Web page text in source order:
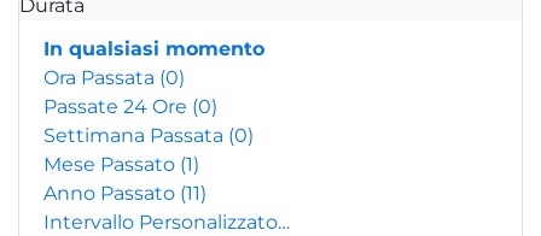
Durata
In qualsiasi momento
Ora Passata (0)
Passate 24 Ore (0)
Settimana Passata (0)
Mese Passato (1)
Anno Passato (11)
Intervallo Personalizzato…